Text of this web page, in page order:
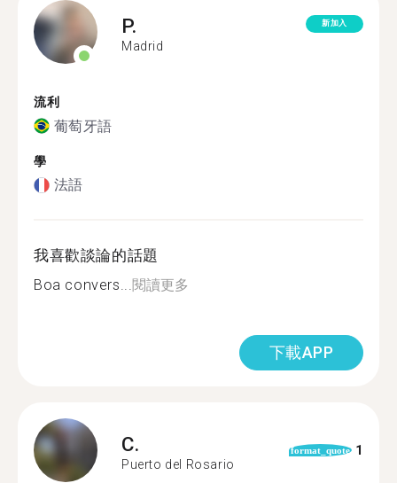
P.
Madrid
新加入
流利
葡萄牙語
學
法語
我喜歡談論的話題
Boa convers...閱讀更多
下載APP
C.
Puerto del Rosario
format_quote 1